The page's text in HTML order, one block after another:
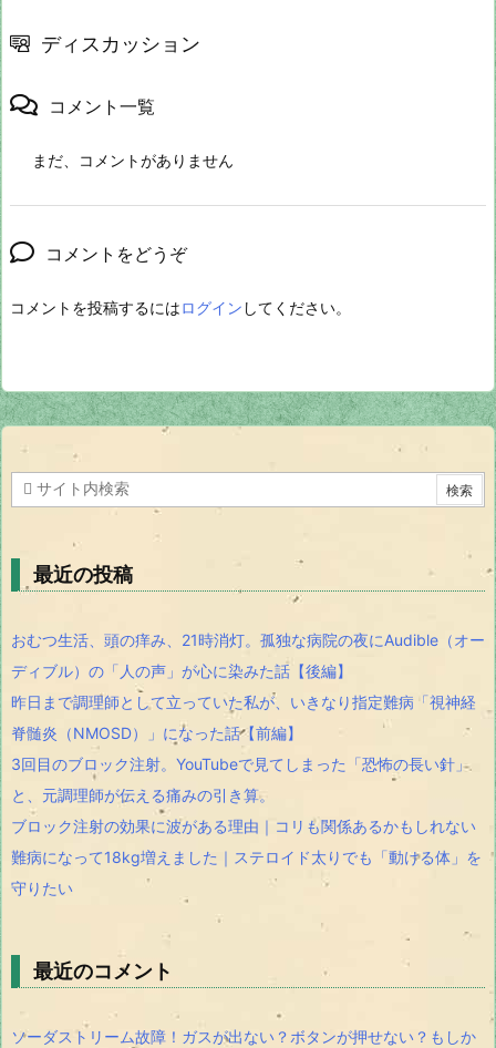
ディスカッション
コメント一覧
まだ、コメントがありません
コメントをどうぞ
コメントを投稿するにはログイン してください。
最近の投稿
おむつ生活、頭の痒み、21時消灯。孤独な病院の夜にAudible（オー
ディブル）の「人の声」が心に染みた話【後編】
昨日まで調理師として立っていた私が、いきなり指定難病「視神経
脊髄炎（NMOSD）」になった話【前編】
3回目のブロック注射。YouTubeで見てしまった「恐怖の長い針」
と、元調理師が伝える痛みの引き算。
ブロック注射の効果に波がある理由｜コリも関係あるかもしれない
難病になって18kg増えました｜ステロイド太りでも「動ける体」を
守りたい
最近のコメント
ソーダストリーム故障！ガスが出ない？ボタンが押せない？もしか